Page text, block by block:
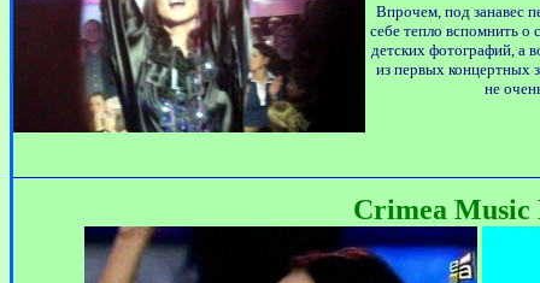
Впрочем, под занавес
себе тепло вспомнить о
детских фотографий, а
из первых концертных
не
Crimea Music